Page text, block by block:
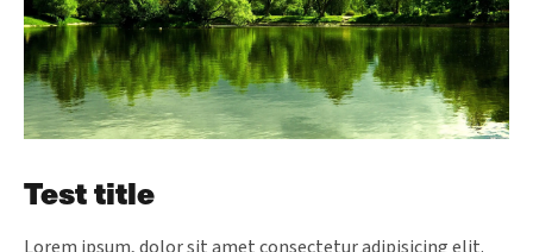
Test title